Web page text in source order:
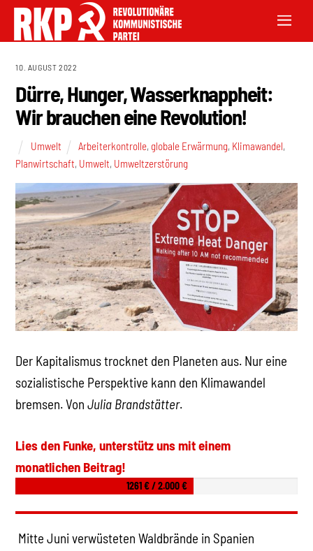
10. AUGUST 2022
Dürre, Hunger, Wasserknappheit:
Wir brauchen eine Revolution!
Umwelt Arbeiterkontrolle, globale Erwärmung, Klimawandel,
Planwirtschaft, Umwelt, Umweltzerstörung
Der Kapitalismus trocknet den Planeten aus. Nur eine
sozialistische Perspektive kann den Klimawandel
bremsen. VonJulia Brandstätter.
Lies den Funke, unterstütz uns mit einem
monatlichen Beitrag!
1261 € / 2.000 €
Mitte Juni verwüsteten Waldbrände in Spanien